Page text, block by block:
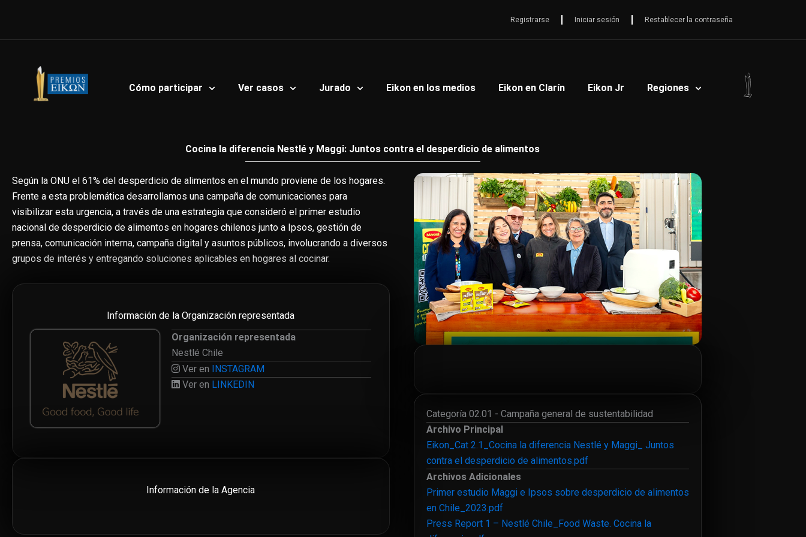
contenido
Registrarse Iniciar sesión Restablecer la contraseña
Cómo participar Ver casos Jurado Eikon en los medios Eikon en Clarín Eikon Jr Regiones
Cocina la diferencia Nestlé y Maggi: Juntos contra el desperdicio de alimentos
Según la ONU el 61% del desperdicio de alimentos en el mundo proviene de los hogares.
Frente a esta problemática desarrollamos una campaña de comunicaciones para
visibilizar esta urgencia, a través de una estrategia que consideró el primer estudio
nacional de desperdicio de alimentos en hogares chilenos junto a Ipsos, gestión de
prensa, comunicación interna, campaña digital y asuntos públicos, involucrando a diversos
grupos de interés y entregando soluciones aplicables en hogares al cocinar.
Información de la Organización representada
Organización representada
Nestlé Chile
Ver en INSTAGRAM
Ver en LINKEDIN
Información de la Agencia
Categoría 02.01 - Campaña general de sustentabilidad
Archivo Principal
Eikon_Cat 2.1_Cocina la diferencia Nestlé y Maggi_ Juntos
contra el desperdicio de alimentos.pdf
Archivos Adicionales
Primer estudio Maggi e Ipsos sobre desperdicio de alimentos
en Chile_2023.pdf
Press Report 1 – Nestlé Chile_Food Waste. Cocina la